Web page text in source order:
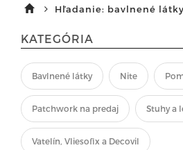
Hľadanie: bavlnené látky
KATEGÓRIA
Bavlnené látky Nite
Patchwork na predaj Stuhy a
Vatelín, Vliesofix a Decovil